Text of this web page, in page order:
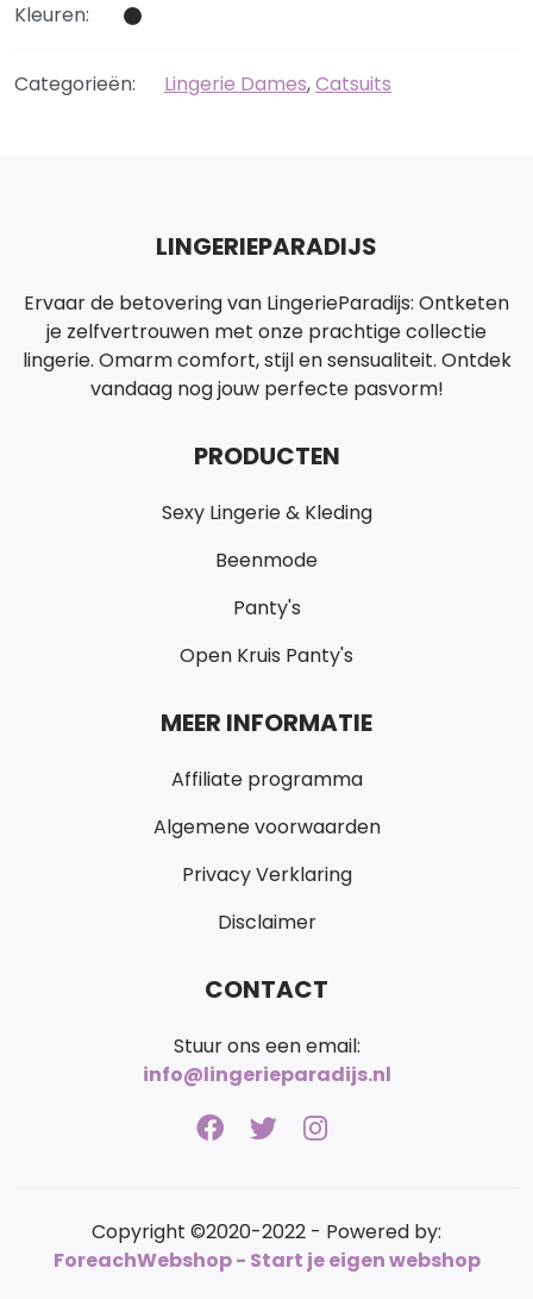
Kleuren:
Categorieën: Lingerie Dames,Catsuits
LINGERIEPARADIJS
Ervaar de betovering van LingerieParadijs: Ontketen
je zelfvertrouwen met onze prachtige collectie
lingerie. Omarm comfort, stijl en sensualiteit. Ontdek
vandaag nog jouw perfecte pasvorm!
PRODUCTEN
Sexy Lingerie & Kleding
Beenmode
Panty's
Open Kruis Panty's
MEER INFORMATIE
Affiliate programma
Algemene voorwaarden
Privacy Verklaring
Disclaimer
CONTACT
Stuur ons een email:
info@lingerieparadijs.nl
Copyright ©2020-2022 - Powered by:
ForeachWebshop - Start je eigen webshop